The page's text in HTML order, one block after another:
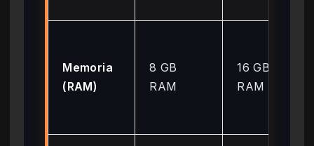
Memoria
(RAM)
8 GB
RAM
16 GB
RAM